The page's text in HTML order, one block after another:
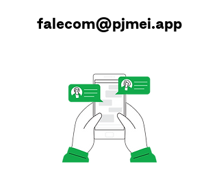
falecom@pjmei.app